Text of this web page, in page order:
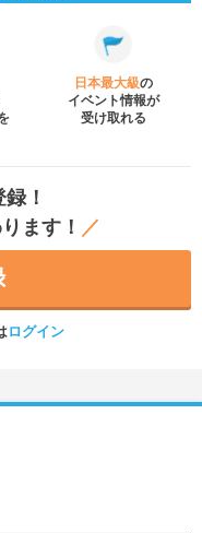
日本最大級の
イベント情報が
受け取れる
！
ます！ ／
ログイン